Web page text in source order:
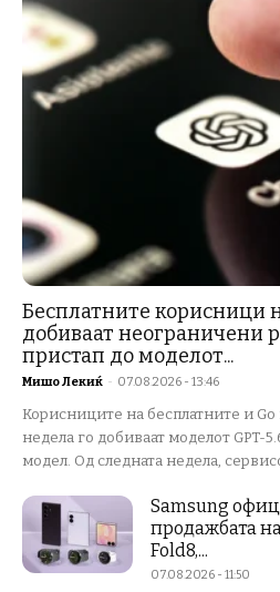
Бесплатните корисници
добиваат неограничени
пристап до моделот...
Мишо Лекиќ - 07.08.2026 - 13:46
Корисниците на бесплатните и Go
недела го добиваат моделот GPT-
модел. Од следната недела,
Samsung
продажбата
Fold8,...
07.08.2026 - 11:50